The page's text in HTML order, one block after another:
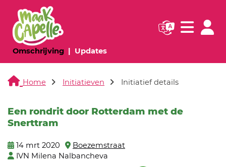
Omschrijving(huidige pagina)
Updates(huidige pagina)
Navigatie
Home Initiatieven Initiatief details
Een rondrit door Rotterdam met de
Snerttram
14 mrt 2020
Boezemstraat
IVN Milena Nalbancheva